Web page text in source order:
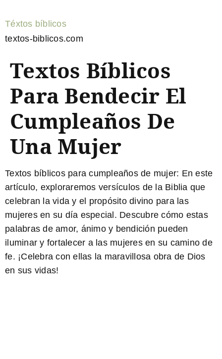
Téxtos bíblicos
textos-biblicos.com
Textos Bíblicos
Para Bendecir El
Cumpleaños De
Una Mujer
Textos bíblicos para cumpleaños de mujer: En este
artículo, exploraremos versículos de la Biblia que
celebran la vida y el propósito divino para las
mujeres en su día especial. Descubre cómo estas
palabras de amor, ánimo y bendición pueden
iluminar y fortalecer a las mujeres en su camino de
fe. ¡Celebra con ellas la maravillosa obra de Dios
en sus vidas!